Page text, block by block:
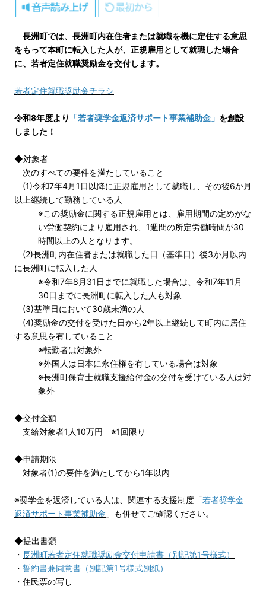
長洲町では、長洲町内在住者または就職を機に定住する意思
をもって本町に転入した人が、正規雇用として就職した場合
に、若者定住就職奨励金を交付します。
若者定住就職奨励金チラシ
令和8年度より 「若者奨学金返済サポート事業補助金 」 を創設
しました！
◆対象者
次のすべての要件を満たしていること
(1)令和7年4月1日以降に正規雇用として就職し、その後6か月
以上継続して勤務している人
※この奨励金に関する正規雇用とは、雇用期間の定めがな
い労働契約により雇用され、1週間の所定労働時間が30
時間以上の人となります。
(2)長洲町内在住者または就職した日（基準日）後3か月以内
に長洲町に転入した人
※令和7年8月31日までに就職した場合は、令和7年11月
30日までに長洲町に転入した人も対象
(3)基準日において30歳未満の人
(4)奨励金の交付を受けた日から2年以上継続して町内に居住
する意思を有していること
※転勤者は対象外
※外国人は日本に永住権を有している場合は対象
※長洲町保育士就職支援給付金の交付を受けている人は対
象外
◆交付金額
支給対象者1人10万円 ※1回限り
◆申請期限
対象者(1)の要件を満たしてから1年以内
※奨学金を返済している人は、関連する支援制度「若者奨学金
返済サポート事業補助金 」も併せてご確認ください。
◆提出書類
・ 長洲町若者定住就職奨励金交付申請書（別記第1号様式）
・ 誓約書兼同意書（別記第1号様式別紙）
・住民票の写し